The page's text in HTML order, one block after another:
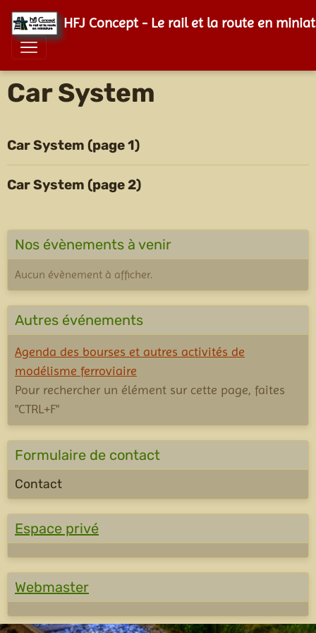
HFJ Concept - Le rail et la route en
Car System
Car System (page 1)
Car System (page 2)
Nos évènements à venir
Aucun évènement à afficher.
Autres événements
Agenda des bourses et autres activités de
modélisme ferroviaire
Pour rechercher un élément sur cette page, faites
"CTRL+F"
Formulaire de contact
Contact
Espace privé
Webmaster